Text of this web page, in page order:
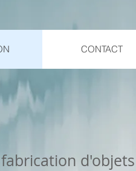
CONTACT